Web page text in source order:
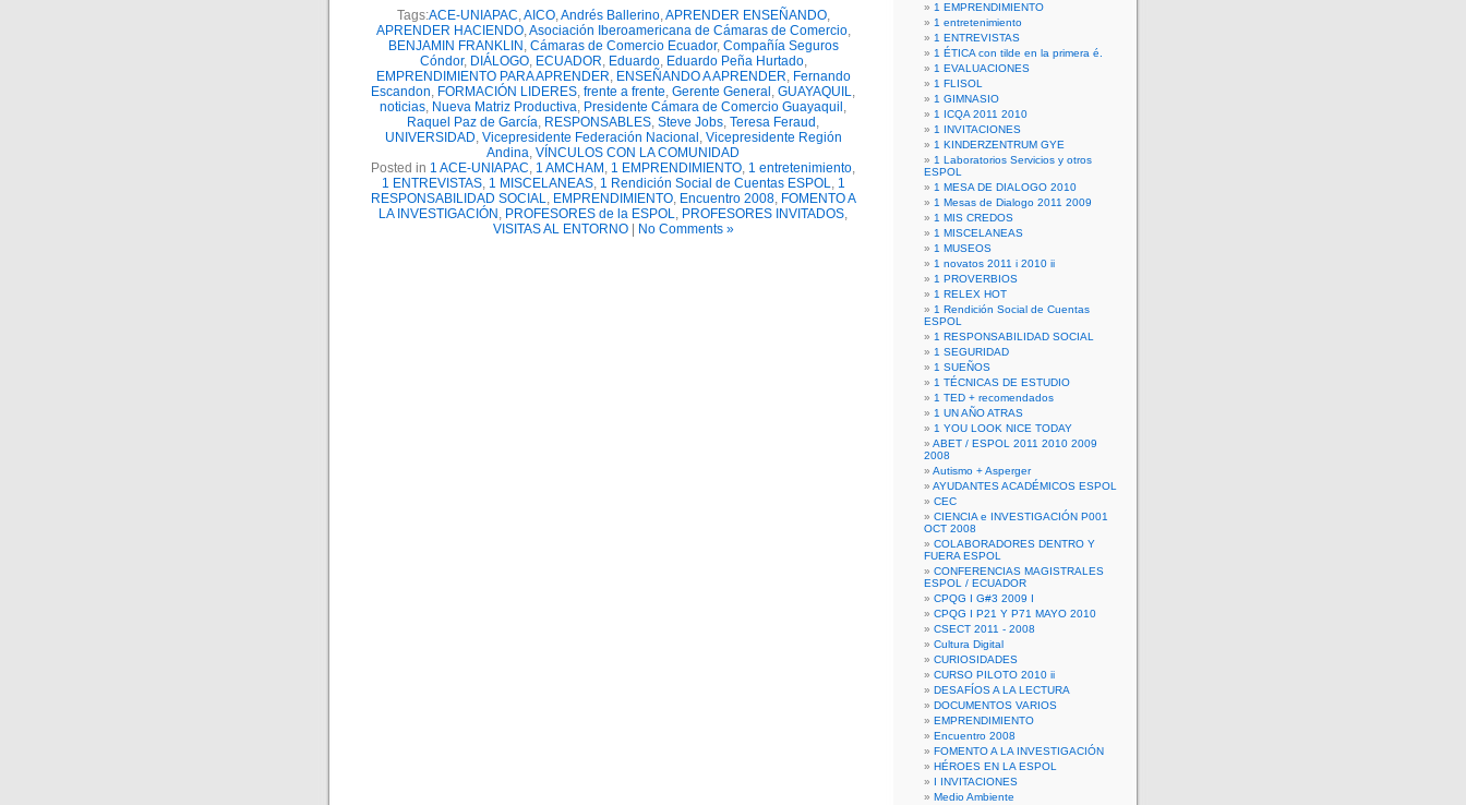
Tags:ACE-UNIAPAC,AICO,Andrés Ballerino,APRENDER ENSEÑANDO,
APRENDER HACIENDO,Asociación Iberoamericana de Cámaras de Comercio,
BENJAMIN FRANKLIN , Cámaras de Comercio Ecuador, Compañía Seguros
Cóndor, DIÁLOGO, ECUADOR, Eduardo, Eduardo Peña Hurtado,
EMPRENDIMIENTO PARA APRENDER, ENSEÑANDO A APRENDER, Fernando
Escandon, FORMACIÓN LIDERES, frente a frente, Gerente General , GUAYAQUIL,
noticias, Nueva Matriz Productiva, Presidente Cámara de Comercio Guayaquil ,
Raquel Paz de García, RESPONSABLES, Steve Jobs, Teresa Feraud ,
UNIVERSIDAD, Vicepresidente Federación Nacional , Vicepresidente Región
Andina, VÍNCULOS CON LA COMUNIDAD
Posted in 1 ACE-UNIAPAC, 1 AMCHAM , 1 EMPRENDIMIENTO, 1 entretenimiento,
1 ENTREVISTAS, 1 MISCELANEAS, 1 Rendición Social de Cuentas ESPOL, 1
RESPONSABILIDAD SOCIAL, EMPRENDIMIENTO, Encuentro 2008, FOMENTO A
LA INVESTIGACIÓN , PROFESORES de la ESPOL, PROFESORES INVITADOS,
VISITAS AL ENTORNO| No Comments »
1 EMPRENDIMIENTO
1 entretenimiento
1 ENTREVISTAS
1 ÉTICA con tilde en la primera é.
1 EVALUACIONES
1 FLISOL
1 GIMNASIO
1 ICQA 2011 2010
1 INVITACIONES
1 KINDERZENTRUM GYE
1 Laboratorios Servicios y otros
ESPOL
1 MESA DE DIALOGO 2010
1 Mesas de Dialogo 2011 2009
1 MIS CREDOS
1 MISCELANEAS
1 MUSEOS
1 novatos 2011 i 2010 ii
1 PROVERBIOS
1 RELEX HOT
1 Rendición Social de Cuentas
ESPOL
1 RESPONSABILIDAD SOCIAL
1 SEGURIDAD
1 SUEÑOS
1 TÉCNICAS DE ESTUDIO
1 TED + recomendados
1 UN AÑO ATRAS
1 YOU LOOK NICE TODAY
ABET / ESPOL 2011 2010 2009
2008
Autismo + Asperger
AYUDANTES ACADÉMICOS ESPOL
CEC
CIENCIA e INVESTIGACIÓN P001
OCT 2008
COLABORADORES DENTRO Y
FUERA ESPOL
CONFERENCIAS MAGISTRALES
ESPOL / ECUADOR
CPQG I G#3 2009 I
CPQG I P21 Y P71 MAYO 2010
CSECT 2011 - 2008
Cultura Digital
CURIOSIDADES
CURSO PILOTO 2010 ii
DESAFÍOS A LA LECTURA
DOCUMENTOS VARIOS
EMPRENDIMIENTO
Encuentro 2008
FOMENTO A LA INVESTIGACIÓN
HÉROES EN LA ESPOL
I INVITACIONES
Medio Ambiente